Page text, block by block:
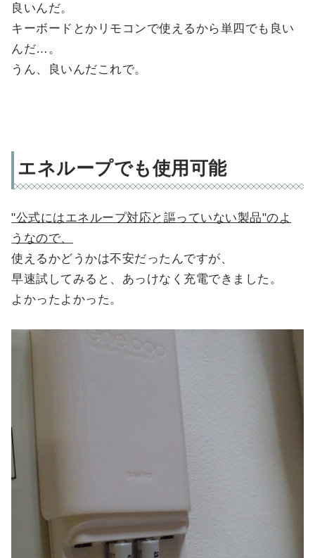
良いんだ。
キーボードとかリモコンで使えるから単四でも良い
んだ…。
うん、良いんだこれで。
エネループでも使用可能
"公式にはエネループ対応と謳っていない製品"のよ
うなので、
使えるかどうかは不安だったんですが、
早速試してみると、あっけなく充電できました。
よかったよかった。